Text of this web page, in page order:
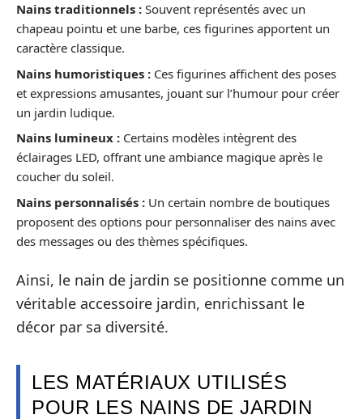
Nains traditionnels : Souvent représentés avec un
chapeau pointu et une barbe, ces figurines apportent un
caractère classique.
Nains humoristiques : Ces figurines affichent des poses
et expressions amusantes, jouant sur l’humour pour créer
un jardin ludique.
Nains lumineux : Certains modèles intègrent des
éclairages LED, offrant une ambiance magique après le
coucher du soleil.
Nains personnalisés : Un certain nombre de boutiques
proposent des options pour personnaliser des nains avec
des messages ou des thèmes spécifiques.
Ainsi, le nain de jardin se positionne comme un
véritable accessoire jardin, enrichissant le
décor par sa diversité.
LES MATÉRIAUX UTILISÉS
POUR LES NAINS DE JARDIN